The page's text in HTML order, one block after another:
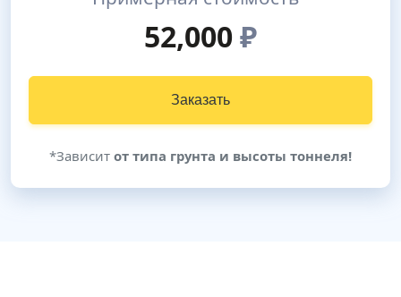
52,000₽
Заказать
*Зависит от типа грунта и высоты тоннеля!